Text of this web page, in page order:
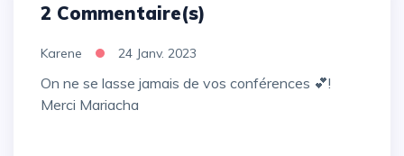
2 Commentaire(s)
Karene 24 Janv. 2023
On ne se lasse jamais de vos conférences 💕!
Merci Mariacha